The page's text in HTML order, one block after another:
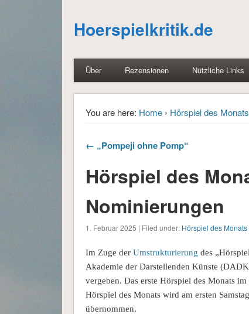
Hoerspielkritik.de
Über Rezensionen Nützliche Links
You are here: Home› Hörspiel des Monats
← „Pompeji ohne Pomp“
Hörspiel des
Nominierungen
1. Februar 2025 | Filed under: Hörspiel des Monats
Im Zuge der Umstrukturierung des
Akademie der Darstellenden Künste
vergeben. Das erste Hörspiel des Monats
Hörspiel des Monats wird am ersten
übernommen.